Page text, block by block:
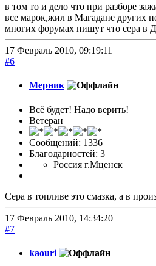
в том то и дело что при разборе
все марок,жил в Магадане других
многих форумах пишут что сера в
17 Февраль 2010, 09:19:11
#6
Мерник
Всё будет! Надо верить!
Ветеран
Сообщений: 1336
Благодарностей: 3
Россия г.Мценск
Сера в топливе это смазка, а в
17 Февраль 2010, 14:34:20
#7
kaouri